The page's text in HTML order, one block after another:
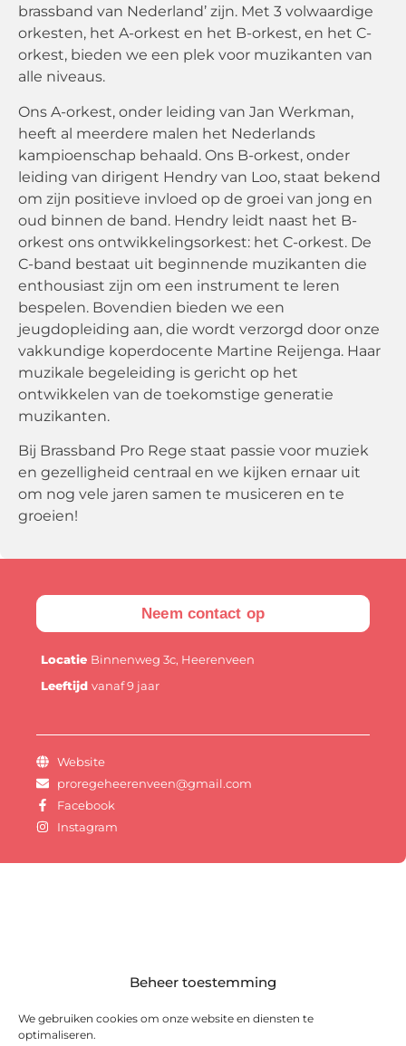
Beheer toestemming
We gebruiken cookies om onze website en diensten te
optimaliseren.
brassband van Nederland’ zijn. Met 3 volwaardige
orkesten, het A-orkest en het B-orkest, en het C-
orkest, bieden we een plek voor muzikanten van
alle niveaus.
Ons A-orkest, onder leiding van Jan Werkman,
heeft al meerdere malen het Nederlands
kampioenschap behaald. Ons B-orkest, onder
leiding van dirigent Hendry van Loo, staat bekend
om zijn positieve invloed op de groei van jong en
oud binnen de band. Hendry leidt naast het B-
orkest ons ontwikkelingsorkest: het C-orkest. De
C-band bestaat uit beginnende muzikanten die
enthousiast zijn om een instrument te leren
bespelen. Bovendien bieden we een
jeugdopleiding aan, die wordt verzorgd door onze
vakkundige koperdocente Martine Reijenga. Haar
muzikale begeleiding is gericht op het
ontwikkelen van de toekomstige generatie
muzikanten.
Bij Brassband Pro Rege staat passie voor muziek
en gezelligheid centraal en we kijken ernaar uit
om nog vele jaren samen te musiceren en te
groeien!
Neem contact op
Locatie Binnenweg 3c, Heerenveen
Leeftijd vanaf 9 jaar
Website
proregeheerenveen@gmail.com
Facebook
Instagram